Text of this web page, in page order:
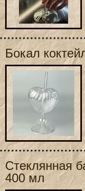
Бокал
Стеклянная
400 мл